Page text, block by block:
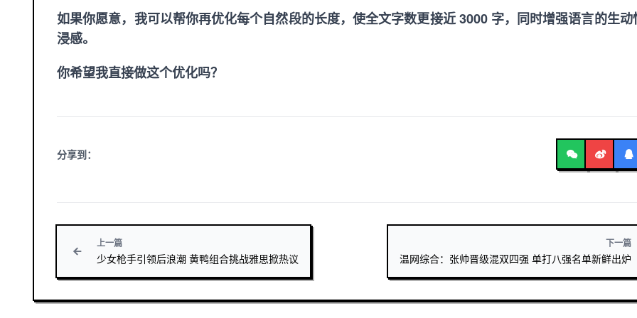
如果你愿意，我可以帮你再优化每个自然段的长度，使全文字数更接近 3000 字，同时增强语言的生动
浸感。
你希望我直接做这个优化吗？
分享到：
上一篇
少女枪手引领后浪潮 黄鸭组合挑战雅思掀热议
下一篇
温网综合：张帅晋级混双四强 单打八强名单新鲜出炉